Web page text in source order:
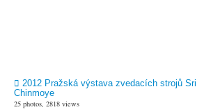
2012 Pražská výstava zvedacích strojů Sri
Chinmoye
25 photos, 2818 views